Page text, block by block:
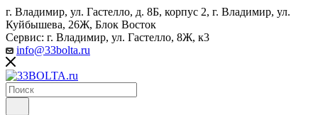
г. Владимир, ул. Гастелло, д. 8Б, корпус 2, г. Владимир, ул. ​
Куйбышева, 26Ж, Блок Восток
Сервис: г. Владимир, ул. Гастелло, 8Ж, к3
info@33bolta.ru